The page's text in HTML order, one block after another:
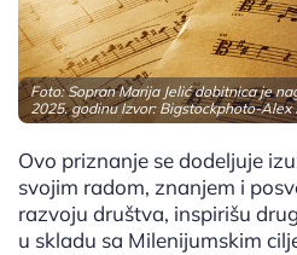
Foto: Sopran Marija Jelić dobitnica je
2025. godinu Izvor: Bigstockphoto-Alex
Ovo priznanje se dodeljuje
svojim radom, znanjem i
razvoju društva, inspirišu
u skladu sa Milenijumskim